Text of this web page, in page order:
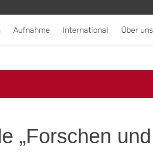
Aufnahme International Über uns
„Forschen und